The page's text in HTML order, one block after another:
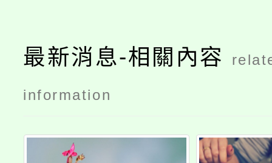
最新消息-相關內容
information